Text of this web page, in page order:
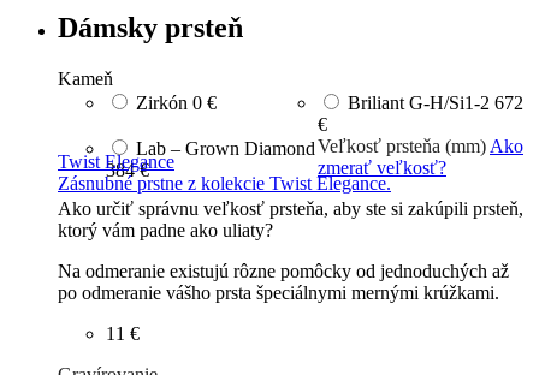
Twist Elegance
Zásnubné prstne z kolekcie Twist Elegance.
Dámsky prsteň
Kameň
Zirkón 0 € Briliant G-H/Si1-2 672
€
Lab – Grown Diamond
384 €
Veľkosť prsteňa (mm) Ako
zmerať veľkosť?
Ako určiť správnu veľkosť prsteňa, aby ste si zakúpili prsteň,
ktorý vám padne ako uliaty?
Na odmeranie existujú rôzne pomôcky od jednoduchých až
po odmeranie vášho prsta špeciálnymi mernými krúžkami.
11 €